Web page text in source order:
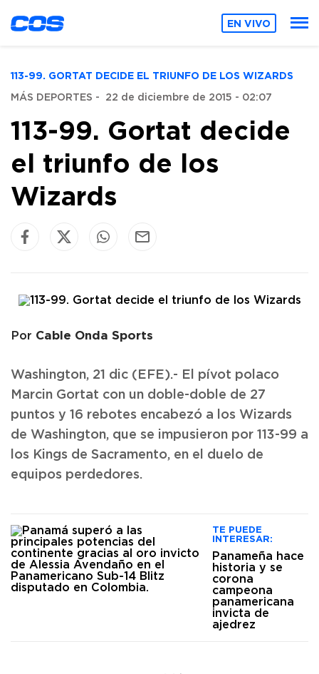
EN VIVO
113-99. GORTAT DECIDE EL TRIUNFO DE LOS WIZARDS
MÁS DEPORTES - 22 de diciembre de 2015 - 02:07
113-99. Gortat decide
el triunfo de los
Wizards
Por Cable Onda Sports
Washington, 21 dic (EFE).- El pívot polaco
Marcin Gortat con un doble-doble de 27
puntos y 16 rebotes encabezó a los Wizards
de Washington, que se impusieron por 113-99 a
los Kings de Sacramento, en el duelo de
equipos perdedores.
TE PUEDE
INTERESAR:
Panameña hace
historia y se
corona
campeona
panamericana
invicta de
ajedrez